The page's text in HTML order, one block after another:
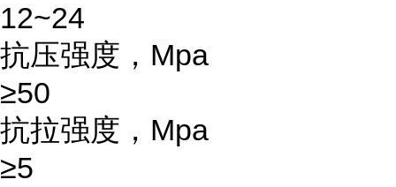
12~24
抗压强度，Mpa
≥50
抗拉强度，Mpa
≥5